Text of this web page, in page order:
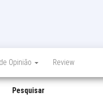
Opinião Review
Pesquisar